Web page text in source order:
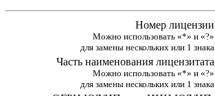
Номер лицензии
Можно использовать «*» и «?»
для замены нескольких или 1 знака
Часть наименования лицензитата
Можно использовать «*» и «?»
для замены нескольких или 1 знака